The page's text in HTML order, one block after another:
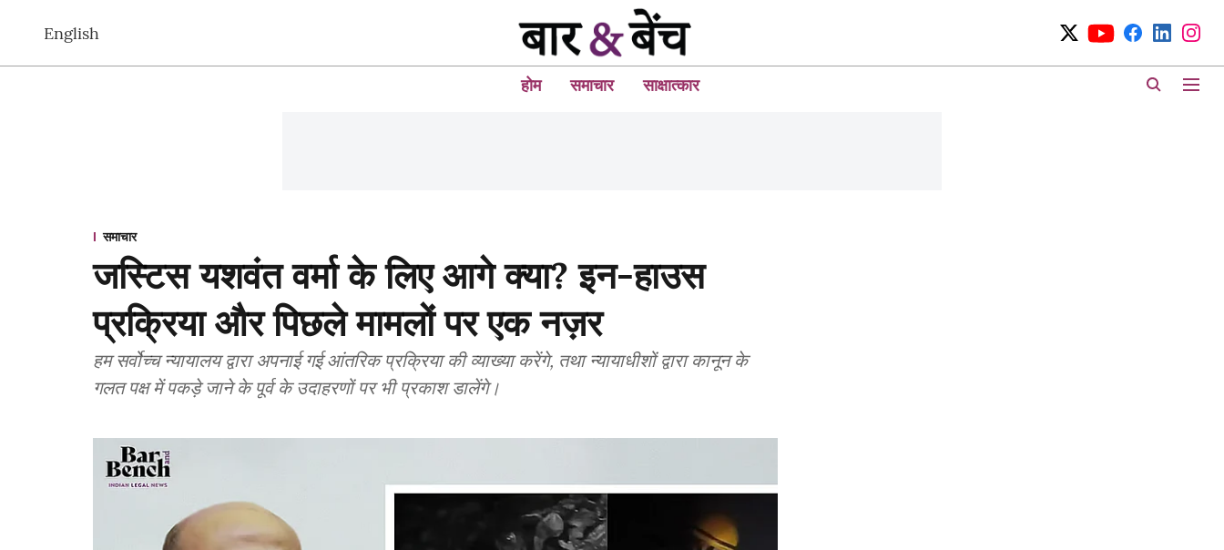
English
होम समाचार साक्षात्कार
समाचार
जस्टिस यशवंत वर्मा के लिए आगे क्या? इन-हाउस
प्रक्रिया और पिछले मामलों पर एक नज़र
हम सर्वोच्च न्यायालय द्वारा अपनाई गई आंतरिक प्रक्रिया की व्याख्या करेंगे, तथा न्यायाधीशों द्वारा कानून के
गलत पक्ष में पकड़े जाने के पूर्व के उदाहरणों पर भी प्रकाश डालेंगे।